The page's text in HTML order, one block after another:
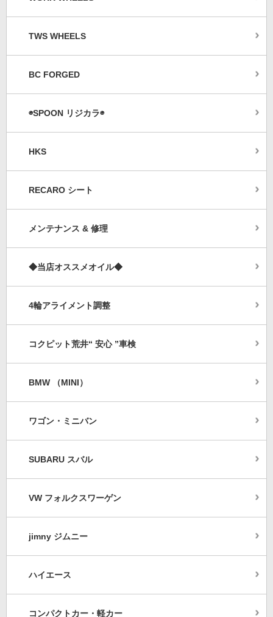
TWS WHEELS
BC FORGED
◉SPOON リジカラ◉
HKS
RECARO シート
メンテナンス & 修理
◆当店オススメオイル◆
4輪アライメント調整
コクピット荒井“ 安心 ”車検
BMW （MINI）
ワゴン・ミニバン
SUBARU スバル
VW フォルクスワーゲン
jimny ジムニー
ハイエース
コンパクトカー・軽カー